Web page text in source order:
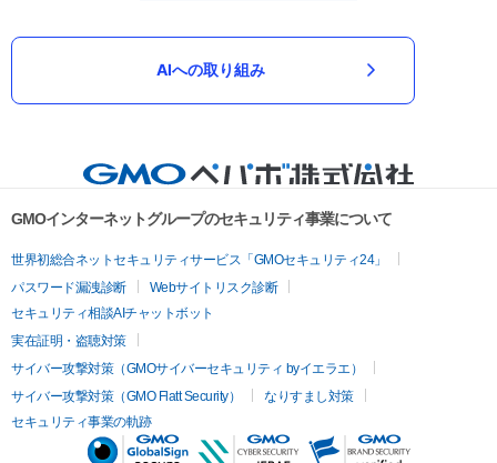
AIへの取り組み
GMOインターネットグループのセキュリティ事業について
世界初総合ネットセキュリティサービス「GMOセキュリティ24」
パスワード漏洩診断
Webサイトリスク診断
セキュリティ相談AIチャットボット
実在証明・盗聴対策
サイバー攻撃対策（GMOサイバーセキュリティ byイエラエ）
サイバー攻撃対策（GMO Flatt Security）
なりすまし対策
セキュリティ事業の軌跡